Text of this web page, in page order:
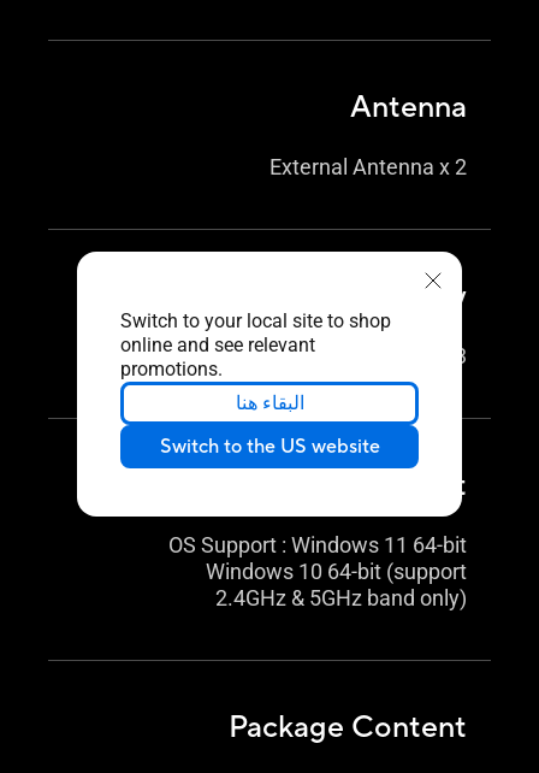
Switch to your local site to shop
online and see relevant
promotions.
البقاء هنا
Switch to the US website
Antenna
External Antenna x 2
Security
WPA3
OS Support
OS Support : Windows 11 64-bit
Windows 10 64-bit (support
2.4GHz & 5GHz band only)
Package Content